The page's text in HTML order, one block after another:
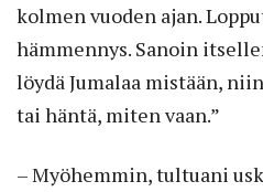
kolmen vuoden ajan.
hämmennys. Sanoin
löydä Jumalaa mistään,
tai häntä, miten vaan.”
– Myöhemmin, tultuani